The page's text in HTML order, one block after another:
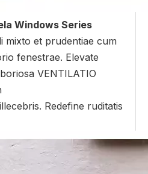
Windows Series
mixto et prudentiae cum
fenestrae. Elevate
VENTILATIO
Redefine ruditatis